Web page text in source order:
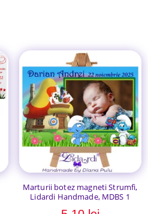
Marturii botez magneti Strumfi,
Lidardi Handmade, MDBS 1